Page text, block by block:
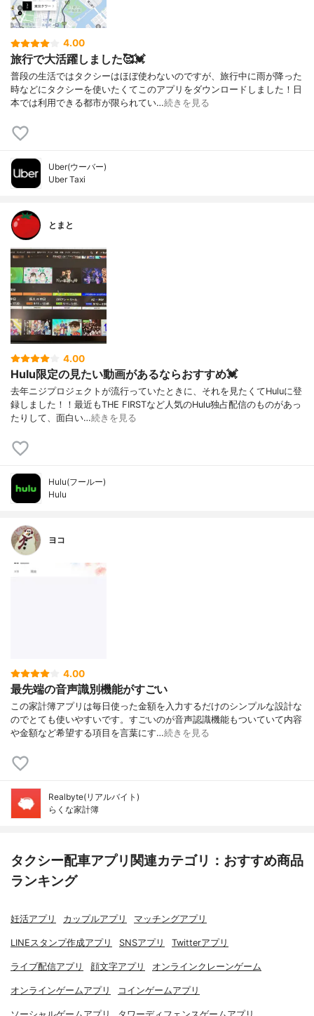
4.00
旅行で大活躍しました🥰💓
普段の生活ではタクシーはほぼ使わないのですが、旅行中に雨が降った
時などにタクシーを使いたくてこのアプリをダウンロードしました！日
本では利用できる都市が限られてい…続きを見る
Uber(ウーバー)
Uber Taxi
とまと
4.00
Hulu限定の見たい動画があるならおすすめ💓
去年ニジプロジェクトが流行っていたときに、それを見たくてHuluに登
録しました！！最近もTHE FIRSTなど人気のHulu独占配信のものがあっ
たりして、面白い…続きを見る
Hulu(フールー)
Hulu
ヨコ
4.00
最先端の音声識別機能がすごい
この家計簿アプリは毎日使った金額を入力するだけのシンプルな設計な
のでとても使いやすいです。すごいのが音声認識機能もついていて内容
や金額など希望する項目を言葉にす…続きを見る
Realbyte(リアルバイト)
らくな家計簿
タクシー配車アプリ関連カテゴリ：おすすめ商品
ランキング
妊活アプリ カップルアプリ マッチングアプリ
LINEスタンプ作成アプリ SNSアプリ Twitterアプリ
ライブ配信アプリ 顔文字アプリ オンラインクレーンゲーム
オンラインゲームアプリ コインゲームアプリ